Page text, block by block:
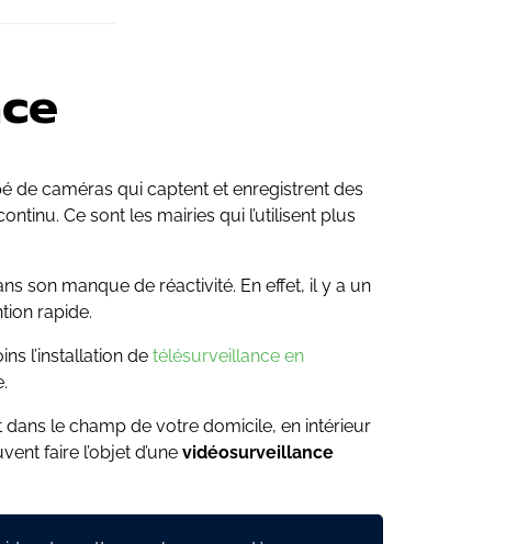
de caméras qui captent et enregistrent des
Ce sont les mairies qui l’utilisent plus
son manque de réactivité. En effet, il y a un
rapide.
l’installation de télésurveillance en
le champ de votre domicile, en intérieur
faire l’objet d’une vidéosurveillance